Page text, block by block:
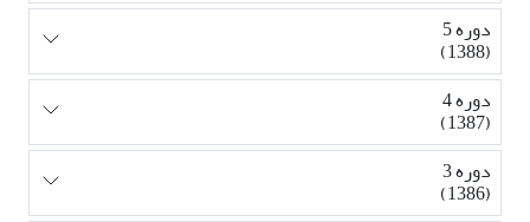
دوره 5
(1388)
دوره 4
(1387)
دوره 3
(1386)